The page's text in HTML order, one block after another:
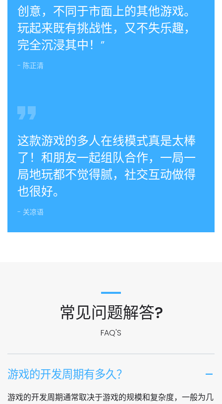
创意，不同于市面上的其他游戏。
玩起来既有挑战性，又不失乐趣，
完全沉浸其中！”
- 陈正清
这款游戏的多人在线模式真是太棒
了！和朋友一起组队合作，一局一
局地玩都不觉得腻，社交互动做得
也很好。
- 关凉语
常见问题解答?
FAQ'S
游戏的开发周期有多久？
游戏的开发周期通常取决于游戏的规模和复杂度，一般为几